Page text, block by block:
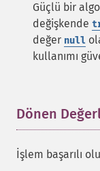
Güçlü bir
değişkende
değer null
kullanımı
Dönen
İşlem başarılı